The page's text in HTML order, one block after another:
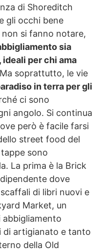
di Shoreditch
gli occhi bene
si fanno notare,
sia
per chi ama
soprattutto, le vie
in terra per gli
ci sono
angolo. Si continua
però è facile farsi
street food del
sono
La prima è la Brick
dove
di libri nuovi e
Market, un
di artigianato e tanto
della Old